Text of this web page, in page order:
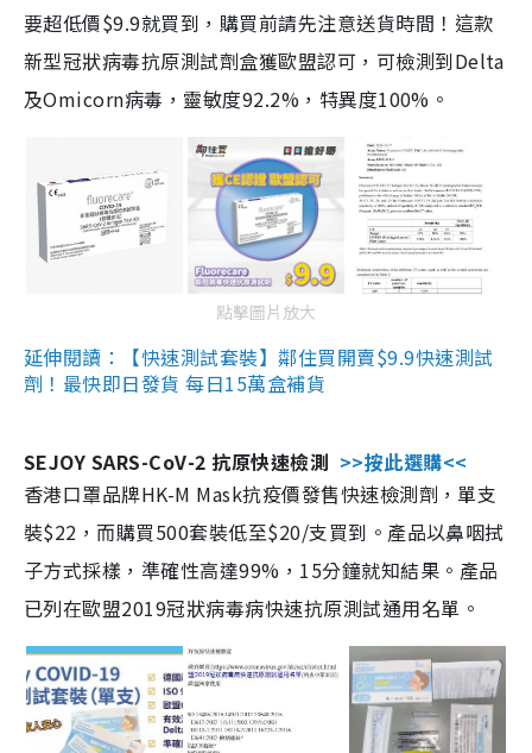
要超低價$9.9就買到，購買前請先注意送貨時間！這款
新型冠狀病毒抗原測試劑盒獲歐盟認可，可檢測到Delta
及Omicorn病毒，靈敏度92.2%，特異度100%。
點擊圖片放大
延伸閱讀：【快速測試套裝】鄰住買開賣$9.9快速測試
劑！最快即日發貨 每日15萬盒補貨
SEJOY SARS-CoV-2 抗原快速檢測 >>按此選購<<
香港口罩品牌HK-M Mask抗疫價發售快速檢測劑，單支
裝$22，而購買500套裝低至$20/支買到。產品以鼻咽拭
子方式採樣，準確性高達99%，15分鐘就知結果。產品
已列在歐盟2019冠狀病毒病快速抗原測試通用名單。